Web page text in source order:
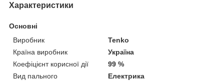
Характеристики
Основні
Виробник
Tenko
Країна виробник
Україна
Коефіцієнт корисної дії
99 %
Вид пального
Електрика